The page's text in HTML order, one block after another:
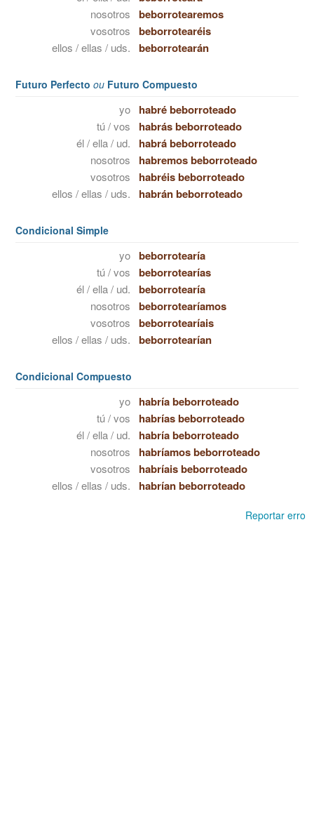
nosotros beborrotearemos
vosotros beborrotearéis
ellos / ellas / uds. beborrotearán
Futuro Perfecto ou Futuro Compuesto
yo habré beborroteado
tú / vos habrás beborroteado
él / ella / ud. habrá beborroteado
nosotros habremos beborroteado
vosotros habréis beborroteado
ellos / ellas / uds. habrán beborroteado
Condicional Simple
yo beborrotearía
tú / vos beborrotearías
él / ella / ud. beborrotearía
nosotros beborrotearíamos
vosotros beborrotearíais
ellos / ellas / uds. beborrotearían
Condicional Compuesto
yo habría beborroteado
tú / vos habrías beborroteado
él / ella / ud. habría beborroteado
nosotros habríamos beborroteado
vosotros habríais beborroteado
ellos / ellas / uds. habrían beborroteado
Reportar erro